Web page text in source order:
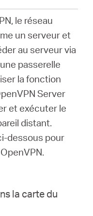
le réseau
un serveur et
au serveur via
passerelle
la fonction
Server
et exécuter le
distant.
dessous pour
la carte du